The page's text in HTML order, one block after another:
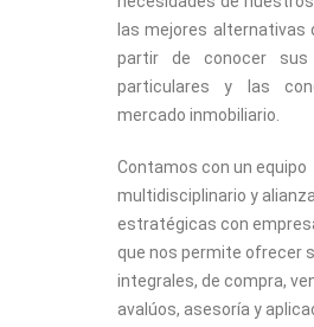
las mejores alternativas
partir de conocer sus
particulares y las
mercado inmobiliario.
Contamos con un equipo
multidisciplinario y
estratégicas con
que nos permite ofrecer
integrales, de compra,
avalúos, asesoría y